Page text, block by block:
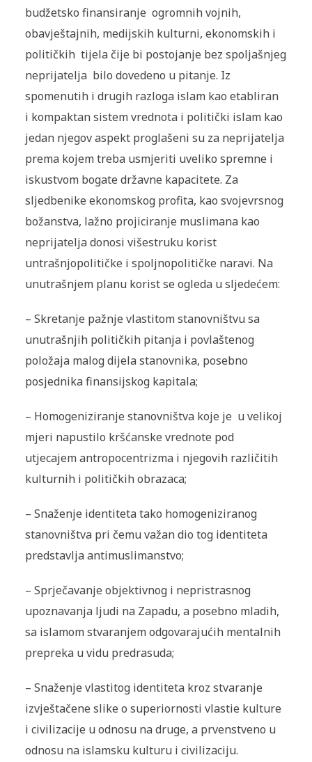
budžetsko finansiranje ogromnih vojnih,
obavještajnih, medijskih kulturni, ekonomskih i
političkih tijela čije bi postojanje bez spoljašnjeg
neprijatelja bilo dovedeno u pitanje. Iz
spomenutih i drugih razloga islam kao etabliran
i kompaktan sistem vrednota i politički islam kao
jedan njegov aspekt proglašeni su za neprijatelja
prema kojem treba usmjeriti uveliko spremne i
iskustvom bogate državne kapacitete. Za
sljedbenike ekonomskog profita, kao svojevrsnog
božanstva, lažno projiciranje muslimana kao
neprijatelja donosi višestruku korist
untrašnjopolitičke i spoljnopolitičke naravi. Na
unutrašnjem planu korist se ogleda u sljedećem:
– Skretanje pažnje vlastitom stanovništvu sa
unutrašnjih političkih pitanja i povlaštenog
položaja malog dijela stanovnika, posebno
posjednika finansijskog kapitala;
– Homogeniziranje stanovništva koje je u velikoj
mjeri napustilo kršćanske vrednote pod
utjecajem antropocentrizma i njegovih različitih
kulturnih i političkih obrazaca;
– Snaženje identiteta tako homogeniziranog
stanovništva pri čemu važan dio tog identiteta
predstavlja antimuslimanstvo;
– Sprječavanje objektivnog i nepristrasnog
upoznavanja ljudi na Zapadu, a posebno mladih,
sa islamom stvaranjem odgovarajućih mentalnih
prepreka u vidu predrasuda;
– Snaženje vlastitog identiteta kroz stvaranje
izvještačene slike o superiornosti vlastie kulture
i civilizacije u odnosu na druge, a prvenstveno u
odnosu na islamsku kulturu i civilizaciju.